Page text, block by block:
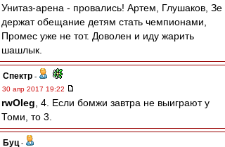
Унитаз-арена - провались! Артем, Глушаков, Зе
держат обещание детям стать чемпионами,
Промес уже не тот. Доволен и иду жарить
шашлык.
Спектр -
30 апр 2017 19:22
rwOleg , 4. Если бомжи завтра не выиграют у
Томи, то 3.
Буц -